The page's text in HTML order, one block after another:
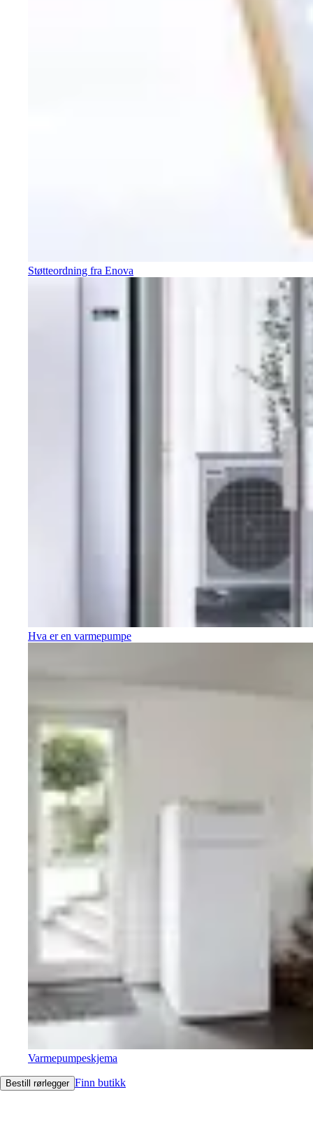
Støtteordning fra Enova
Hva er en varmepumpe
Varmepumpeskjema
Bestill rørlegger Finn butikk